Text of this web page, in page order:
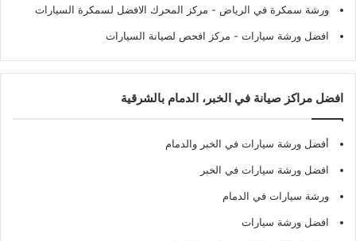
ورشة سمكرة في الرياض - مركز المحرك الافضل لسمكرة السيارات
افضل ورشة سيارات - مركز افحص لصيانة السيارات
افضل مراكز صيانة في الخبر، الدمام بالشرقية
أفضل ورشة سيارات في الخبر والدمام
افضل ورشة سيارات في الخبر
ورشة سيارات في الدمام
افضل ورشة سيارات